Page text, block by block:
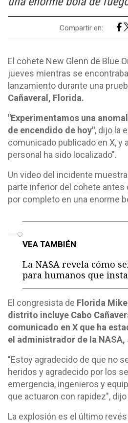
Compartir en:
El cohete New Glenn de Blue
jueves mientras se
lanzamiento durante una
Cañaveral, Florida.
"Experimentamos una
de encendido de hoy", dijo la
comunicado publicado en X, y
personal ha sido localizado".
Un video del incidente
parte inferior del cohete antes
por completo en una enorme
VEA TAMBIÉN
La NASA revela cómo
para humanos que
El congresista de Florida
distrito incluye Cabo
comunicado en X que ha
el administrador de la NASA,
"Estoy agradecido de que no
heridos y agradecido por los
emergencia, ingenieros y
que actuaron con rapidez",
La explosión es el último